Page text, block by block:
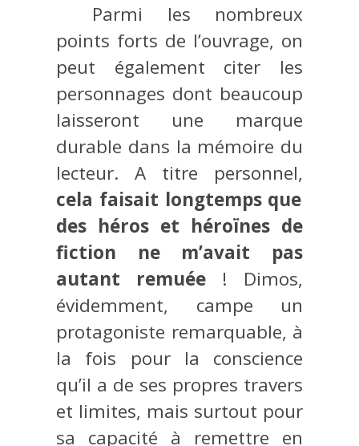
Parmi les nombreux
points forts de l’ouvrage, on
peut également citer les
personnages dont beaucoup
laisseront une marque
durable dans la mémoire du
lecteur. A titre personnel,
cela faisait longtemps que
des héros et héroïnes de
fiction ne m’avait pas
autant remuée ! Dimos,
évidemment, campe un
protagoniste remarquable, à
la fois pour la conscience
qu’il a de ses propres travers
et limites, mais surtout pour
sa capacité à remettre en